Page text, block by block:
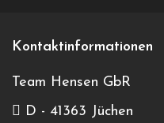
info@event-service-
Bilster Berg
Kontaktinformationen
Team Hensen GbR
D - 41363 Jüchen